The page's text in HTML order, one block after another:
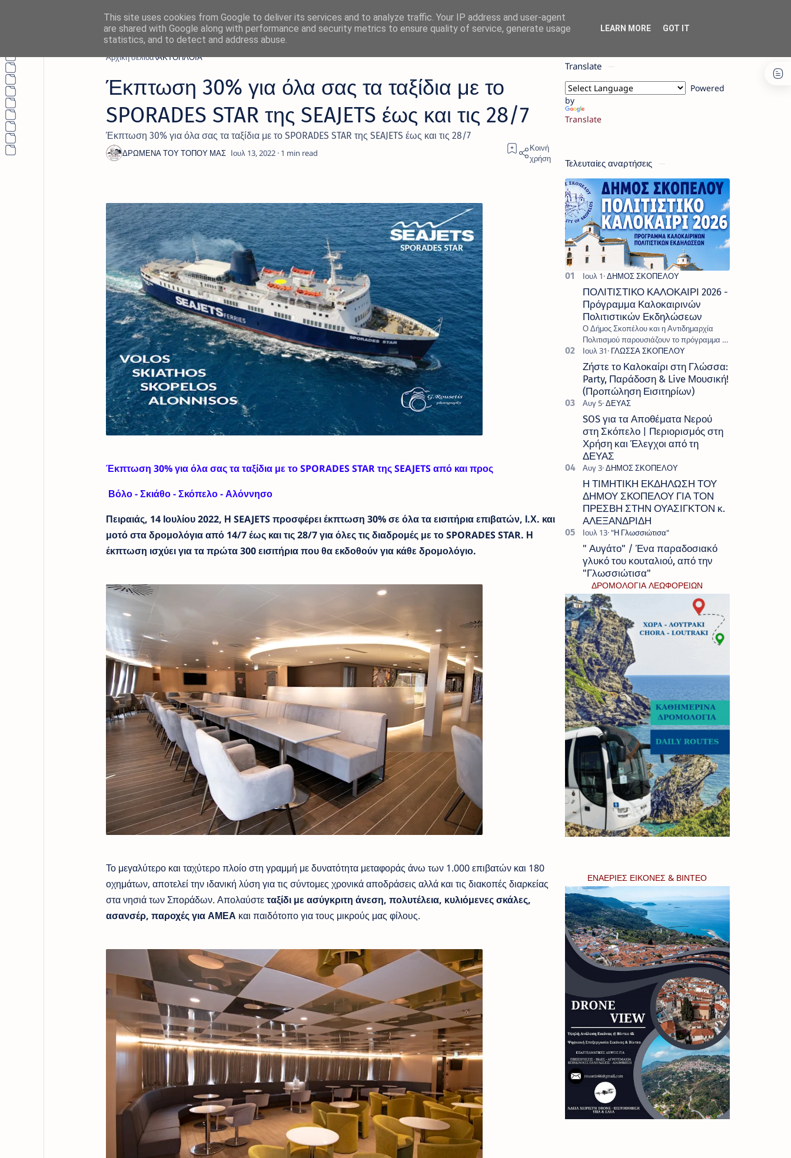
Αρχική σελίδα ΑΚΤΟΠΛΟΙΑ
Έκπτωση 30% για όλα σας τα ταξίδια με το
SPORADES STAR της SEAJETS έως και τις 28/7
Έκπτωση 30% για όλα σας τα ταξίδια με το SPORADES STAR της SEAJETS έως και τις 28/7
1
Έκπτωση 30% για όλα σας τα ταξίδια με το SPORADES STAR της SEAJETS από και προς
Βόλο - Σκιάθο - Σκόπελο - Αλόννησο
Πειραιάς, 14 Ιουλίου 2022, Η SEAJETS προσφέρει έκπτωση 30% σε όλα τα εισιτήρια επιβατών, Ι.Χ. και
μοτό στα δρομολόγια από 14/7 έως και τις 28/7 για όλες τις διαδρομές με το SPORADES STAR. Η
έκπτωση ισχύει για τα πρώτα 300 εισιτήρια που θα εκδοθούν για κάθε δρομολόγιο.
Το μεγαλύτερο και ταχύτερο πλοίο στη γραμμή με δυνατότητα μεταφοράς άνω των 1.000 επιβατών και 180
οχημάτων, αποτελεί την ιδανική λύση για τις σύντομες χρονικά αποδράσεις αλλά και τις διακοπές διαρκείας
στα νησιά των Σποράδων. Απολαύστεταξίδι με ασύγκριτη άνεση, πολυτέλεια, κυλιόμενες σκάλες,
ασανσέρ, παροχές για ΑΜΕΑ και παιδότοπο για τους μικρούς μας φίλους.
Translate
Powered
by
Translate
Τελευταίες αναρτήσεις
ΠΟΛΙΤΙΣΤΙΚΟ ΚΑΛΟΚΑΙΡΙ 2026 -
Πρόγραμμα Καλοκαιρινών
Πολιτιστικών Εκδηλώσεων
Ο Δήμος Σκοπέλου και η Αντιδημαρχία
Πολιτισμού παρουσιάζουν το πρόγραμμα «
Πολιτιστικό Καλοκαίρι 2026 », ένα πλούσιο
και πολυσυλλεκτικό πρόγραμμα εκδ…
Ζήστε το Καλοκαίρι στη Γλώσσα:
Party, Παράδοση & Live Μουσική!
(Προπώληση Εισιτηρίων)
SOS για τα Αποθέματα Νερού
στη Σκόπελο | Περιορισμός στη
Χρήση και Έλεγχοι από τη
ΔΕΥΑΣ
Η ΤΙΜΗΤΙΚΗ ΕΚΔΗΛΩΣΗ ΤΟΥ
ΔΗΜΟΥ ΣΚΟΠΕΛΟΥ ΓΙΑ ΤΟΝ
ΠΡΕΣΒΗ ΣΤΗΝ ΟΥΑΣΙΓΚΤΟΝ κ.
ΑΛΕΞΑΝΔΡΙΔΗ
" Αυγάτο" / Ένα παραδοσιακό
γλυκό του κουταλιού, από την
"Γλωσσιώτισα"
ΔΡΟΜΟΛΟΓΙΑ ΛΕΩΦΟΡΕΙΩΝ
ΕΝΑΕΡΙΕΣ ΕΙΚΟΝΕΣ & ΒΙΝΤΕΟ
This site uses cookies from Google to deliver its services and to analyze traffic. Your IP address and user-agent
are shared with Google along with performance and security metrics to ensure quality of service, generate usage
statistics, and to detect and address abuse.
LEARN MORE GOT IT